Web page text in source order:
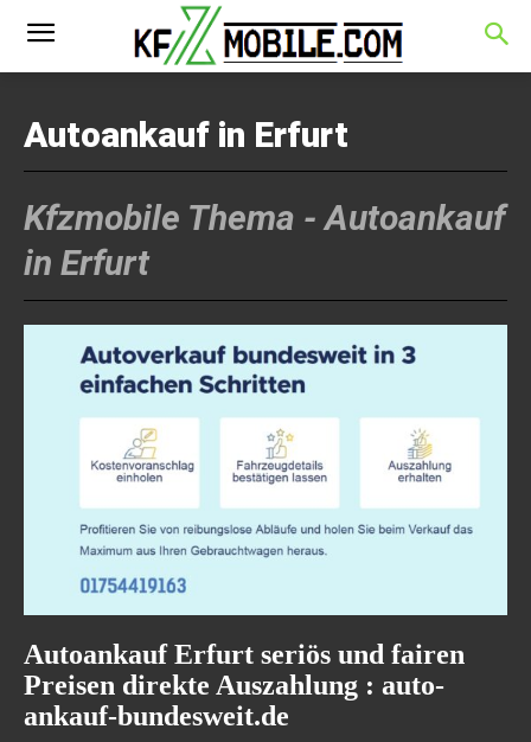
Autoankauf in Erfurt
Kfzmobile Thema -Autoankauf
in Erfurt
Autoankauf Erfurt seriös und fairen
Preisen direkte Auszahlung : auto-
ankauf-bundesweit.de